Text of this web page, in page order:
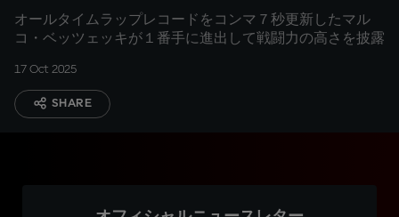
オールタイムラップレコードをコンマ７秒更新したマル
コ・ベッツェッキが１番手に進出して戦闘力の高さを披露
17 Oct 2025
SHARE